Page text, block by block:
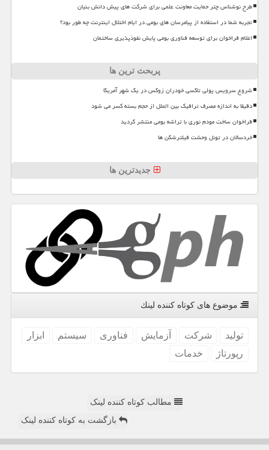
طرح نوشناس چتر حمایت معاونت علمی برای شرکت های پیش دانش بنیان
تجربه شما در استفاده از پیامرسان های بومی در ایام اختلال اینترنت چه طور بود؟
اعلام فراخوان برای توسعه فناوری بومی پایش نفوذپذیری ساختمان
پربحث ترین ها
شروع سرویس پولی تاکسی خودران زوکس در یک شهر آمریکا
دقیقا به اندازه مصرف ترافیک بین الملل از حجم بسته کسر می شود
فراخوان ساخت مودم نوری با تراشه بومی منتشر گردید
خردسالان در تونل وحشت فیلترشکن ها
جدیدترین ها
موضوع های كوتاه كننده لینك
تولید شركت آزمایش فناوری سیستم
ابزار
رپورتاژ
خدمات
مطالب کوتاه کننده لینک
بازگشت به کوتاه کننده لینک